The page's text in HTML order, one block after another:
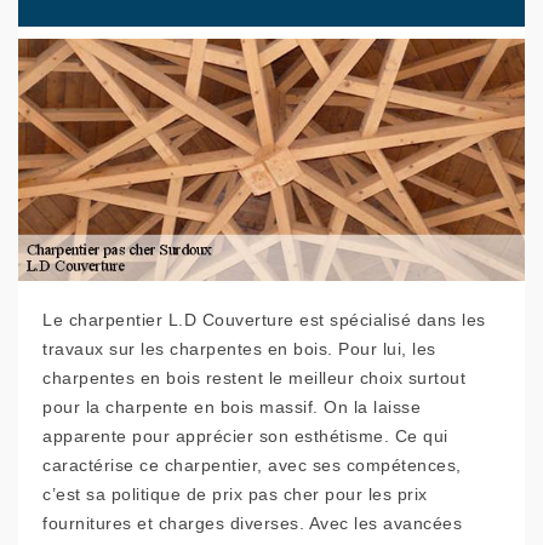
Le charpentier L.D Couverture est spécialisé dans les
travaux sur les charpentes en bois. Pour lui, les
charpentes en bois restent le meilleur choix surtout
pour la charpente en bois massif. On la laisse
apparente pour apprécier son esthétisme. Ce qui
caractérise ce charpentier, avec ses compétences,
c’est sa politique de prix pas cher pour les prix
fournitures et charges diverses. Avec les avancées